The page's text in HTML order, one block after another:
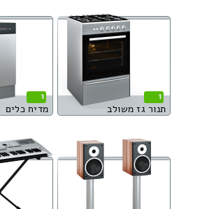
1
תנור גז משולב
1
מדיח כלים